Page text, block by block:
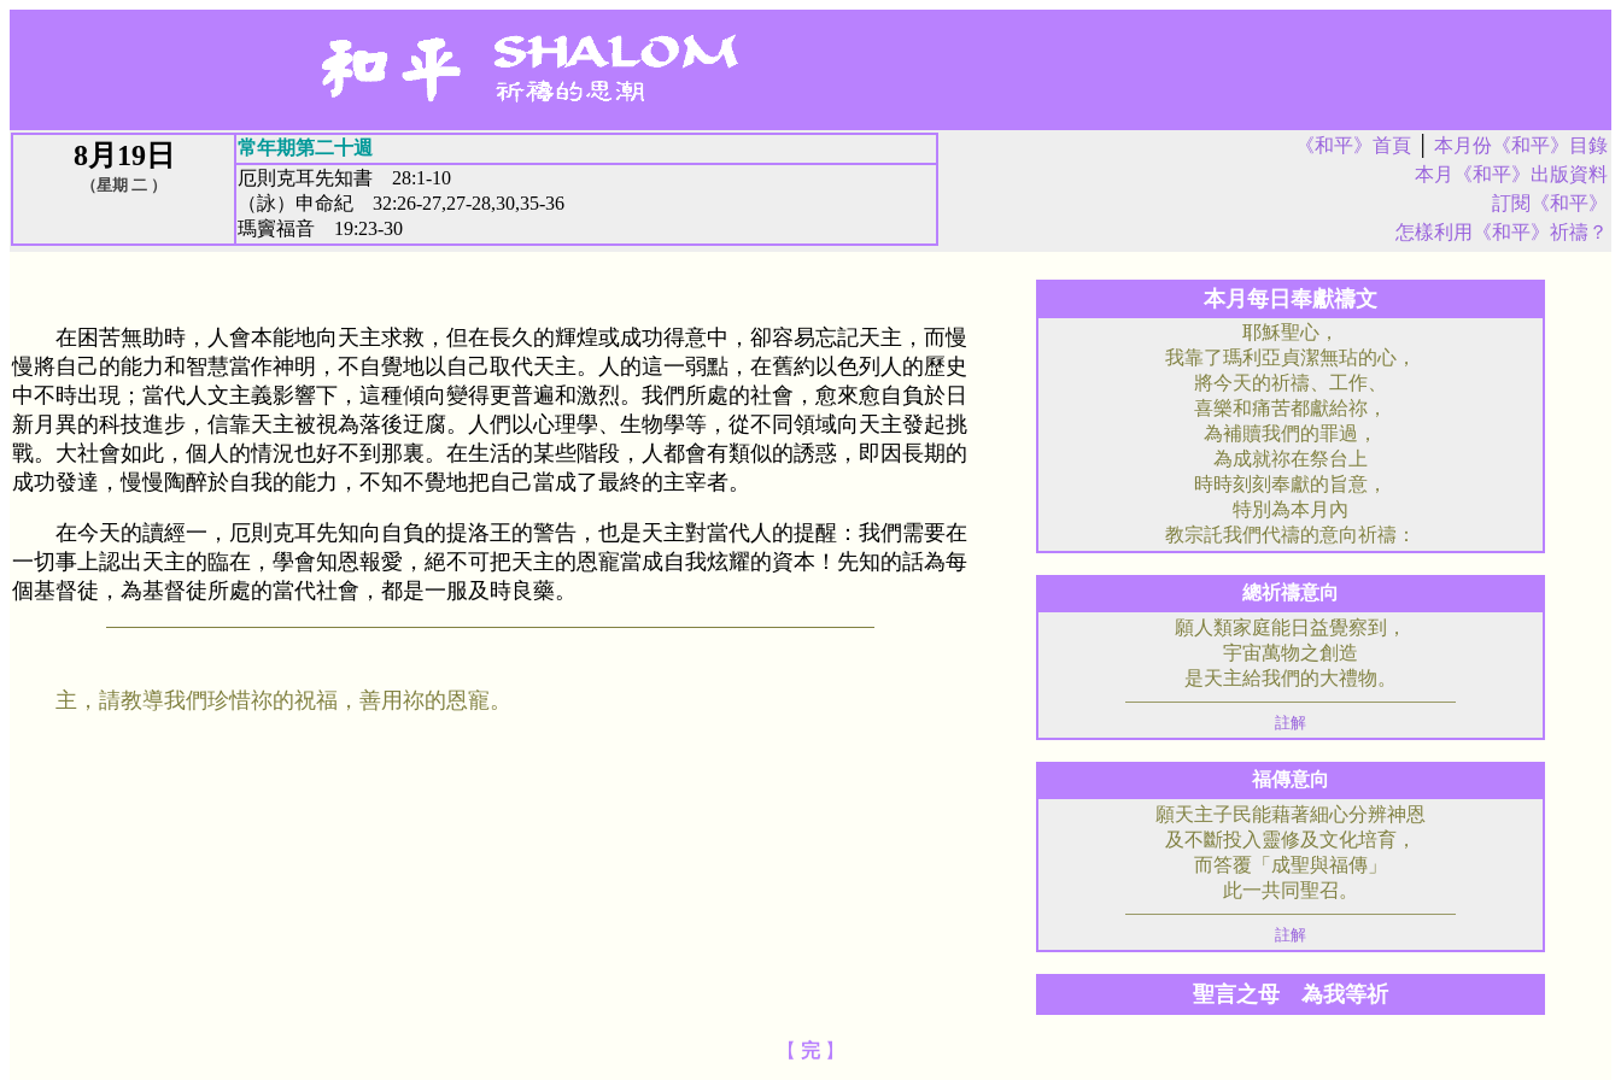
8月19日
（星期 二 ）
常年期第二十週
厄則克耳先知書 28:1-10
（詠）申命紀 32:26-27,27-28,30,35-36
瑪竇福音 19:23-30
《和平》首頁
本月份《和平》目錄
本月《和平》出版資料
訂閱《和平》
怎樣利用《和平》祈禱？
在困苦無助時，人會本能地向天主求救，但在長久的輝煌或成功得意中，卻容易忘記天主，而慢
慢將自己的能力和智慧當作神明，不自覺地以自己取代天主。人的這一弱點，在舊約以色列人的歷史
中不時出現；當代人文主義影響下，這種傾向變得更普遍和激烈。我們所處的社會，愈來愈自負於日
新月異的科技進步，信靠天主被視為落後迂腐。人們以心理學、生物學等，從不同領域向天主發起挑
戰。大社會如此，個人的情況也好不到那裏。在生活的某些階段，人都會有類似的誘惑，即因長期的
成功發達，慢慢陶醉於自我的能力，不知不覺地把自己當成了最終的主宰者。
在今天的讀經一，厄則克耳先知向自負的提洛王的警告，也是天主對當代人的提醒：我們需要在
一切事上認出天主的臨在，學會知恩報愛，絕不可把天主的恩寵當成自我炫耀的資本！先知的話為每
個基督徒，為基督徒所處的當代社會，都是一服及時良藥。
主，請教導我們珍惜祢的祝福，善用祢的恩寵。
本月每日奉獻禱文
耶穌聖心，
我靠了瑪利亞貞潔無玷的心，
將今天的祈禱、工作、
喜樂和痛苦都獻給祢，
為補贖我們的罪過，
為成就祢在祭台上
時時刻刻奉獻的旨意，
特別為本月內
教宗託我們代禱的意向祈禱：
總祈禱意向
願人類家庭能日益覺察到，
宇宙萬物之創造
是天主給我們的大禮物。
註解
福傳意向
願天主子民能藉著細心分辨神恩
及不斷投入靈修及文化培育，
而答覆「成聖與福傳」
此一共同聖召。
註解
聖言之母 為我等祈
【 完 】